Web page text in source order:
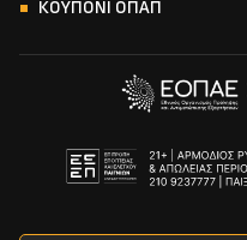
ΚΟΥΠΟΝΙ ΟΠΑΠ